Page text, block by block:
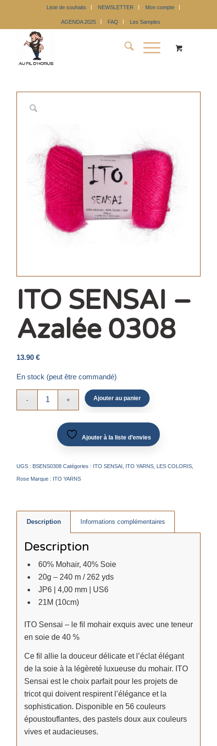
Liste de souhaits NEWSLETTER Mon compte
AGENDA 2025 FAQ Les Samples
ITO SENSAI –
Azalée 0308
13.90 €
En stock (peut être commandé)
Ajouter au panier
Ajouter à la liste d’envies
UGS : BSENS0308 Catégories : ITO SENSAI ITO YARNS, LES COLORIS,
Rose Marque : ITO YARNS
Description Informations complémentaires
Description
60% Mohair, 40% Soie
20g – 240 m / 262 yds
JP6 | 4,00 mm | US6
21M (10cm)
ITO Sensai – le fil mohair exquis avec une teneur
en soie de 40 %
Ce fil allie la douceur délicate et l’éclat élégant
de la soie à la légèreté luxueuse du mohair. ITO
Sensai est le choix parfait pour les projets de
tricot qui doivent respirent l’élégance et la
sophistication. Disponible en 56 couleurs
époustouflantes, des pastels doux aux couleurs
vives et audacieuses.